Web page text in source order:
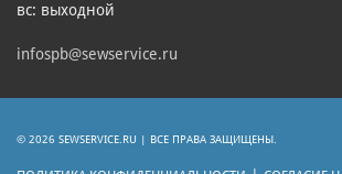
вс: выходной
infospb@sewservice.ru
© 2026 SEWSERVICE.RU | ВСЕ ПРАВА ЗАЩИЩЕНЫ.